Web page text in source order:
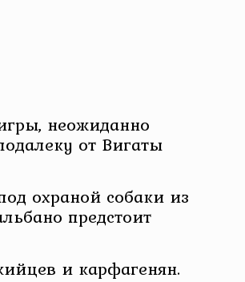
неожиданно
от Вигаты
охраной собаки из
предстоит
и карфагенян.